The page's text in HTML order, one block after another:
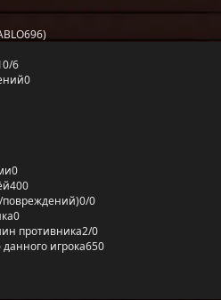
6
0
0
400
0/0
0
противника2/0
игрока650